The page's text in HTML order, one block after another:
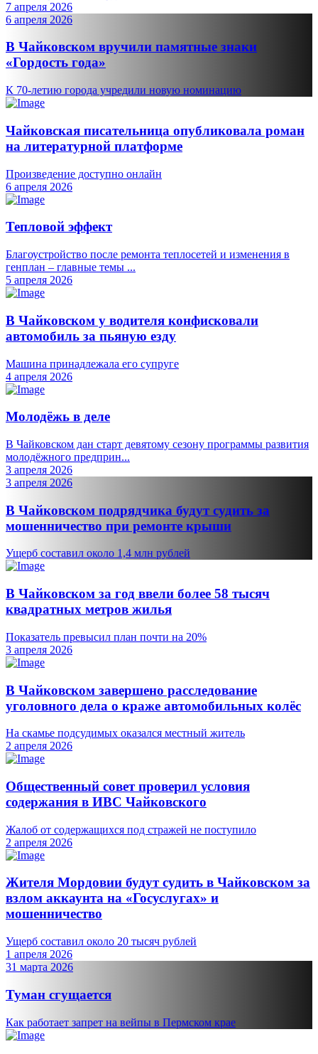
7 апреля 2026
6 апреля 2026
В Чайковском вручили памятные знаки
«Гордость года»
К 70-летию города учредили новую номинацию
Чайковская писательница опубликовала роман
на литературной платформе
Произведение доступно онлайн
6 апреля 2026
Тепловой эффект
Благоустройство после ремонта теплосетей и изменения в
генплан – главные темы ...
5 апреля 2026
В Чайковском у водителя конфисковали
автомобиль за пьяную езду
Машина принадлежала его супруге
4 апреля 2026
Молодёжь в деле
В Чайковском дан старт девятому сезону программы развития
молодёжного предприн...
3 апреля 2026
3 апреля 2026
В Чайковском подрядчика будут судить за
мошенничество при ремонте крыши
Ущерб составил около 1,4 млн рублей
В Чайковском за год ввели более 58 тысяч
квадратных метров жилья
Показатель превысил план почти на 20%
3 апреля 2026
В Чайковском завершено расследование
уголовного дела о краже автомобильных колёс
На скамье подсудимых оказался местный житель
2 апреля 2026
Общественный совет проверил условия
содержания в ИВС Чайковского
Жалоб от содержащихся под стражей не поступило
2 апреля 2026
Жителя Мордовии будут судить в Чайковском за
взлом аккаунта на «Госуслугах» и
мошенничество
Ущерб составил около 20 тысяч рублей
1 апреля 2026
31 марта 2026
Туман сгущается
Как работает запрет на вейпы в Пермском крае